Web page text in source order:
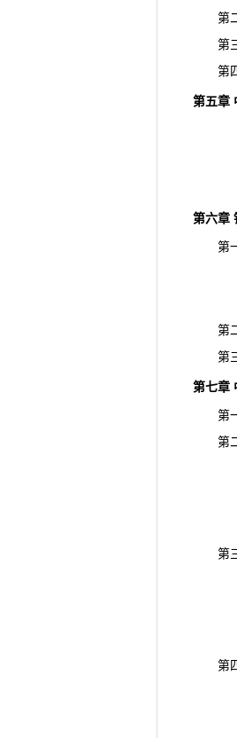
第二
第三
第四
第五章
一、
二、
三、
第六章
第一
一、
二、
第二
第三
第七章
第一
第二
一、
二、
三、
第三
一、
二、
三、
第四
一、
二、